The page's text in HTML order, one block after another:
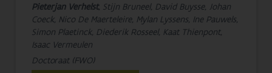
Pieterjan Verhelst, Stijn Bruneel, David Buysse, Johan
Coeck, Nico De Maerteleire, Mylan Lyssens, Ine Pauwels,
Simon Plaetinck, Diederik Rosseel, Kaat Thienpont,
Isaac Vermeulen
Doctoraat (FWO)